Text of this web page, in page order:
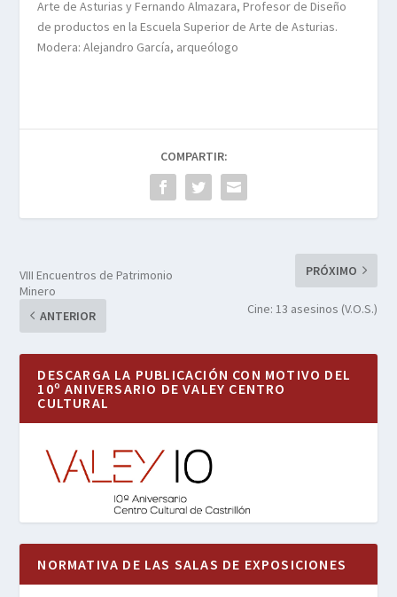
Arte de Asturias y Fernando Almazara, Profesor de Diseño
de productos en la Escuela Superior de Arte de Asturias.
Modera: Alejandro García, arqueólogo
COMPARTIR:
VIII Encuentros de Patrimonio
Minero
ANTERIOR
PRÓXIMO
Cine: 13 asesinos (V.O.S.)
DESCARGA LA PUBLICACIÓN CON MOTIVO DEL
10º ANIVERSARIO DE VALEY CENTRO
CULTURAL
NORMATIVA DE LAS SALAS DE EXPOSICIONES